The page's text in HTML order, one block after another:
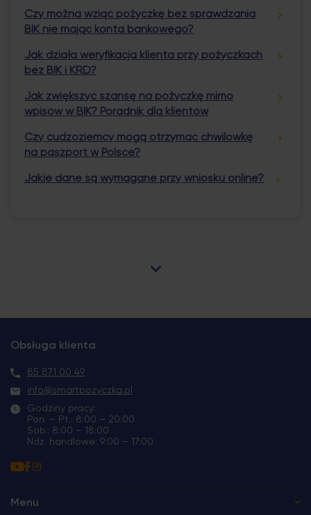
Czy można wziąć pożyczkę bez sprawdzania
BIK nie mając konta bankowego?
Jak działa weryfikacja klienta przy pożyczkach
bez BIK i KRD?
Jak zwiększyć szansę na pożyczkę mimo
wpisów w BIK? Poradnik dla klientów
Czy cudzoziemcy mogą otrzymać chwilówkę
na paszport w Polsce?
Jakie dane są wymagane przy wniosku online?
Obsługa klienta
85 871 00 49
info@smartpozyczka.pl
Godziny pracy:
Pon. – Pt.: 8:00 – 20:00
Sob.: 8:00 – 18:00
Ndz. handlowe: 9:00 – 17:00
Menu